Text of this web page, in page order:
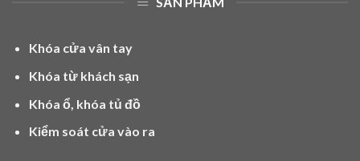
Khóa cửa vân tay
Khóa từ khách sạn
Khóa ổ, khóa tủ đồ
Kiểm soát cửa vào ra